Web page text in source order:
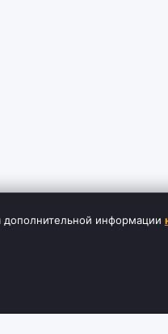
дополнительной информации